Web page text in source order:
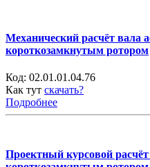
Механический расчёт вала
короткозамкнутым ротором
Код: 02.01.01.04.76
Как тут скачать?
Подробнее
Проектный курсовой расчёт